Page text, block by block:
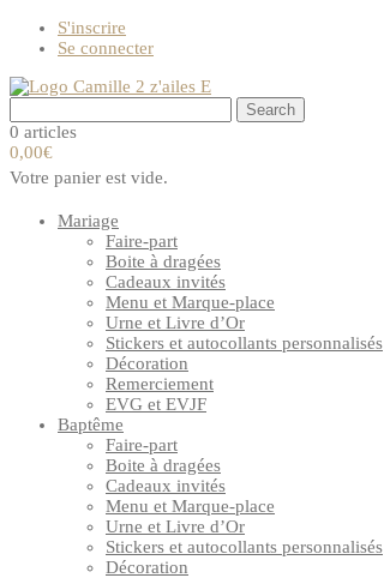
S'inscrire
Se connecter
0 articles
0,00€
Votre panier est vide.
Mariage
Faire-part
Boite à dragées
Cadeaux invités
Menu et Marque-place
Urne et Livre d’Or
Stickers et autocollants personnalisés
Décoration
Remerciement
EVG et EVJF
Baptême
Faire-part
Boite à dragées
Cadeaux invités
Menu et Marque-place
Urne et Livre d’Or
Stickers et autocollants personnalisés
Décoration